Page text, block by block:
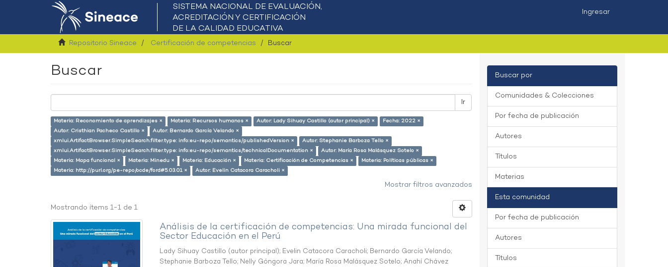
Ingresar
Repositorio Sineace Certificación de competencias Buscar
Buscar
Ir
Materia: Reconomiento de aprendizajes × Materia: Recursos humanos × Autor: Lady Sihuay Castillo (autor principal) ×
Fecha: 2022 ×
Autor: Cristhian Pacheco Castillo ×
Autor: Bernardo García Velando ×
xmlui.ArtifactBrowser.SimpleSearch.filter.type: info:eu-repo/semantics/publishedVersion ×
Autor: Stephanie Barboza Tello ×
xmlui.ArtifactBrowser.SimpleSearch.filter.type: info:eu-repo/semantics/technicalDocumentation ×
Autor: María Rosa Malásquez Sotelo ×
Materia: Mapa funcional ×
Materia: Minedu × Materia: Educación × Materia: Certificación de Competencias ×
Materia: Políticas públicas ×
Materia: http://purl.org/pe-repo/ocde/ford#5.03.01 ×
Autor: Evelin Catacora Caracholi ×
Mostrar filtros avanzados
Mostrando ítems 1-1 de 1
Análisis de la certificación de competencias: Una mirada funcional del
Sector Educación en el Perú
Lady Sihuay Castillo (autor principal); Evelin Catacora Caracholi; Bernardo García Velando;
Stephanie Barboza Tello; Nelly Góngora Jara; María Rosa Malásquez Sotelo;Anahí Chávez
Buscar por
Comunidades & Colecciones
Por fecha de publicación
Autores
Títulos
Materias
Esta comunidad
Por fecha de publicación
Autores
Títulos